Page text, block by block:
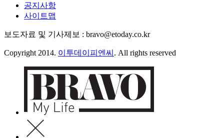
공지사항
사이트맵
보도자료 및 기사제보 : bravo@etoday.co.kr
Copyright 2014. 이투데이피엔씨 . All rights reserved